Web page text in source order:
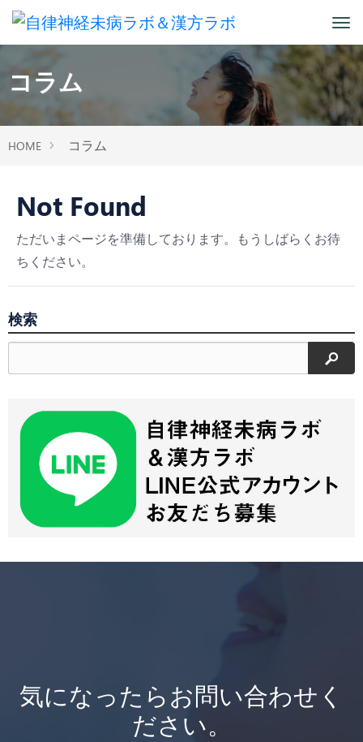
コラム
HOME コラム
Not Found
ただいまページを準備しております。もうしばらくお待
ちください。
検索
検索
気になったらお問い合わせく
ださい。